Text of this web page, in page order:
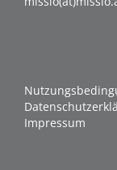
Impressum